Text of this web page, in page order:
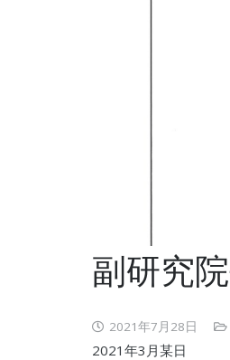
副研究
2021年7月28日
2021年3月某日